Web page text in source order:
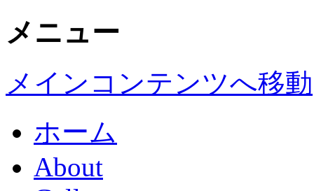
メニュー
メインコンテンツへ移動
ホーム
About